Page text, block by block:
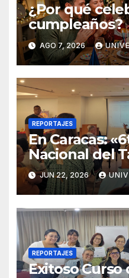
¿Por qué
cumpleaños?
AGO 7, 2026
REPORTAJES
En Caracas:
Nacional del
Esotérica
JUN 22, 2026
REPORTAJES
Exitoso